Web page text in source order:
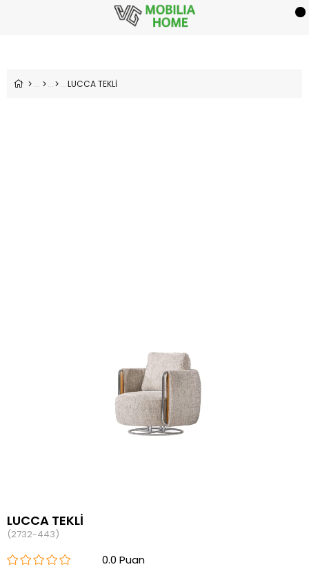
LUCCA TEKLİ
LUCCA TEKLİ
(2732-443)
0.0